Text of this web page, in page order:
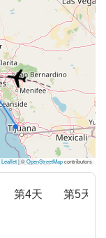
Leaflet|©OpenStreetMapcontributors
第4天 第5天